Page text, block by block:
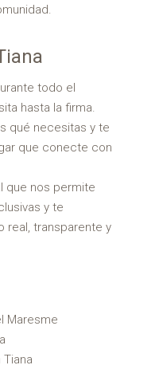
todo el
hasta la firma.
qué necesitas y te
que conecte con
que nos permite
y te
real, transparente y
Maresme